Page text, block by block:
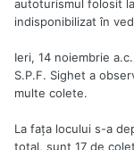
autoturismul folosit
indisponibilizat în
Ieri, 14 noiembrie
S.P.F. Sighet a
multe colete.
La fața locului s-a
total, sunt 17 de